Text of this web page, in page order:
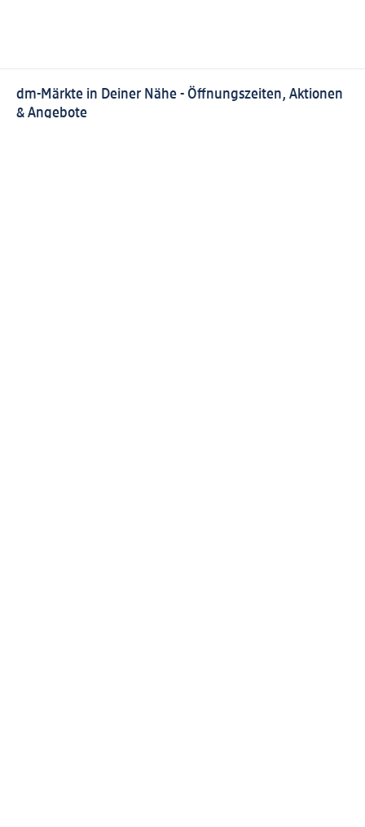
dm-Märkte in Deiner Nähe - Öffnungszeiten, Aktionen
& Angebote